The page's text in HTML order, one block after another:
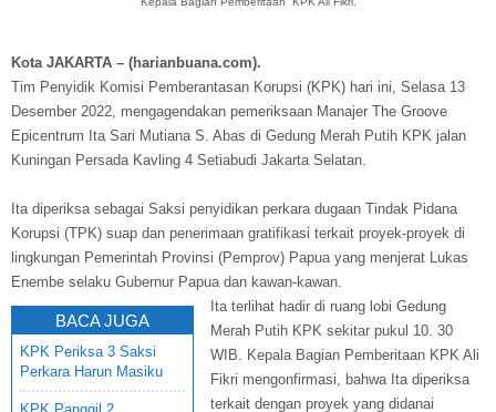
Kota JAKARTA – (harianbuana.com).
Tim Penyidik Komisi Pemberantasan Korupsi (KPK) hari ini, Selasa 13
Desember 2022, mengagendakan pemeriksaan Manajer The Groove
Epicentrum Ita Sari Mutiana S. Abas di Gedung Merah Putih KPK jalan
Kuningan Persada Kavling 4 Setiabudi Jakarta Selatan.
Ita diperiksa sebagai Saksi penyidikan perkara dugaan Tindak Pidana
Korupsi (TPK) suap dan penerimaan gratifikasi terkait proyek-proyek di
lingkungan Pemerintah Provinsi (Pemprov) Papua yang menjerat Lukas
Enembe selaku Gubernur Papua dan kawan-kawan.
BACA JUGA
KPK Periksa 3 Saksi
Perkara Harun Masiku
Ita terlihat hadir di ruang lobi Gedung
Merah Putih KPK sekitar pukul 10. 30
WIB. Kepala Bagian Pemberitaan KPK Ali
Fikri mengonfirmasi, bahwa Ita diperiksa
terkait dengan proyek yang didanai